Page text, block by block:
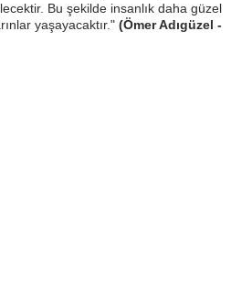
Bu şekilde insanlık daha güzel
yaşayacaktır." (Ömer Adıgüzel -